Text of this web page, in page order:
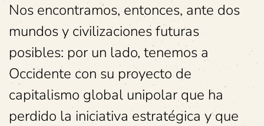
Nos encontramos, entonces, ante dos
mundos y civilizaciones futuras
posibles: por un lado, tenemos a
Occidente con su proyecto de
capitalismo global unipolar que ha
perdido la iniciativa estratégica y que